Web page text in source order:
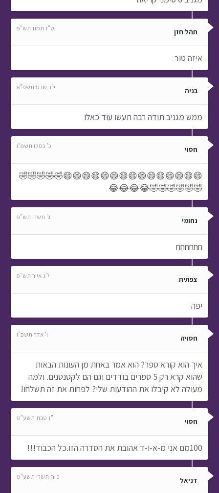
תהל חזן ט"ז תמוז תש"פ
איזה טוב
בניה י"ב שבט תשפ"א
ממש מגניב תודה רבה תעשו עוד כאלו
חסוי כ' כסלו תשפ"ו
😄😄😄😄😄😄😄😄😄😄😄😄😄😄😄🤣🤣🤣🤣🤣
🤣🤣🤣🤣🤣🤣😂😂😂😂
נחומי ג' תשרי תש"פ
חחחחחח
צפתית י"ג אייר תש"פ
יפה
חסויה ו' אדר תשפ"ו
איך הוא קורא ספר? הוא אמר באחת מן העונות הבאות
שהוא קרא רק 5 ספרים בודדים וגם הם לקטנטנים. ולמה
מעולה לא קיבלו את ההודעות שלי? לפחות את זה תשלחו!
חסוי י"ז טבת תשע"ט
100מם אני מ-א-ו-ד אהובת את הסדרה הזו.כל הכבוד!!!
דניאל כ"ח תשרי תשע"ט